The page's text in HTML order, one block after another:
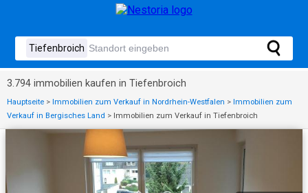
3.794 immobilien kaufen in Tiefenbroich
Hauptseite > Immobilien zum Verkauf in Nordrhein-Westfalen > Immobilien zum
Verkauf in Bergisches Land > Immobilien zum Verkauf in Tiefenbroich